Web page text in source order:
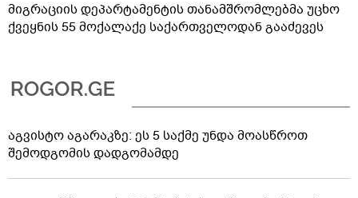
მიგრაციის დეპარტამენტის თანამშრომლებმა უცხო
ქვეყნის 55 მოქალაქე საქართველოდან გააძევეს
აგვისტო აგარაკზე: ეს 5 საქმე უნდა მოასწროთ
შემოდგომის დადგომამდე